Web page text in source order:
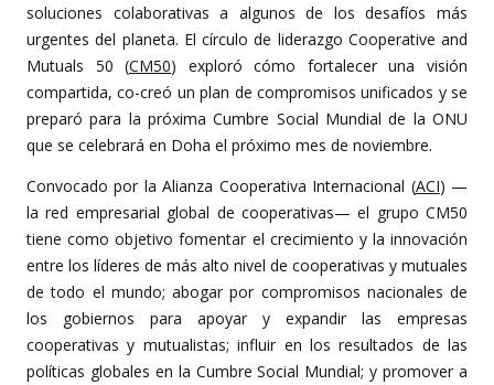
soluciones colaborativas a algunos de los desafíos más
urgentes del planeta. El círculo de liderazgo Cooperative and
Mutuals 50 (CM50) exploró cómo fortalecer una visión
compartida, co-creó un plan de compromisos unificados y se
preparó para la próxima Cumbre Social Mundial de la ONU
que se celebrará en Doha el próximo mes de noviembre.
Convocado por la Alianza Cooperativa Internacional (ACI) —
la red empresarial global de cooperativas— el grupo CM50
tiene como objetivo fomentar el crecimiento y la innovación
entre los líderes de más alto nivel de cooperativas y mutuales
de todo el mundo; abogar por compromisos nacionales de
los gobiernos para apoyar y expandir las empresas
cooperativas y mutualistas; influir en los resultados de las
políticas globales en la Cumbre Social Mundial; y promover a